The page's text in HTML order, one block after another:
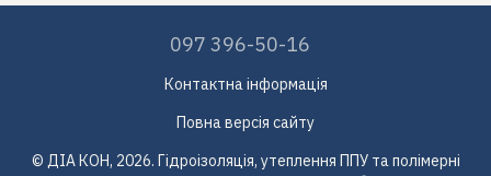
097 396-50-16
Контактна інформація
Повна версія сайту
© ДІА КОН, 2026. Гідроізоляція, утеплення ППУ та полімерні